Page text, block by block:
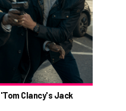
Clancy's Jack